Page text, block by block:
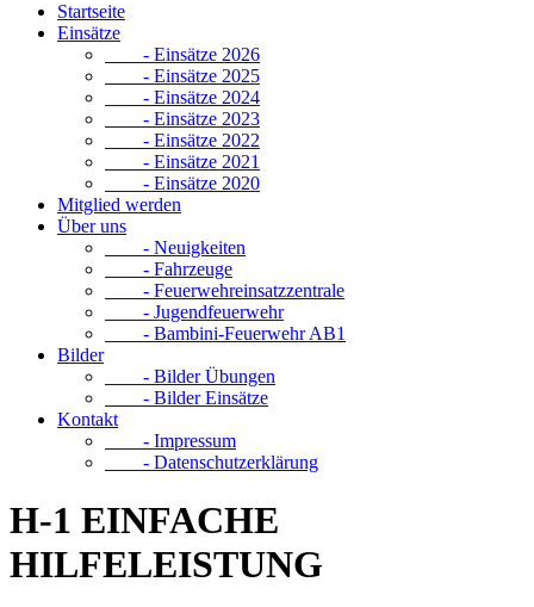
Startseite
Einsätze
- Einsätze 2026
- Einsätze 2025
- Einsätze 2024
- Einsätze 2023
- Einsätze 2022
- Einsätze 2021
- Einsätze 2020
Mitglied werden
Über uns
- Neuigkeiten
- Fahrzeuge
- Feuerwehreinsatzzentrale
- Jugendfeuerwehr
- Bambini-Feuerwehr AB1
Bilder
- Bilder Übungen
- Bilder Einsätze
Kontakt
- Impressum
- Datenschutzerklärung
H-1 EINFACHE
HILFELEISTUNG